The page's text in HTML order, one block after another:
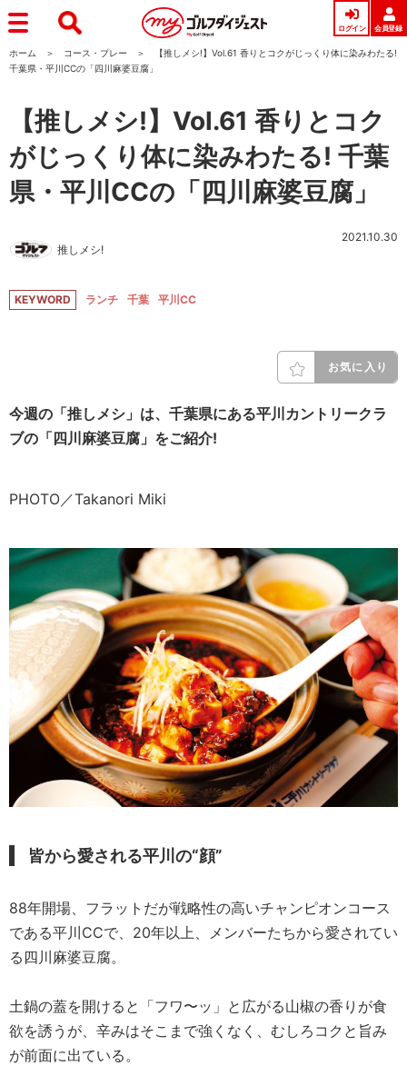
ログイン 会員登録
ホーム コース・プレー
【推しメシ!】Vol.61 香りとコクがじっくり体に染みわたる!
千葉県・平川CCの「四川麻婆豆腐」
【推しメシ!】Vol.61 香りとコク
がじっくり体に染みわたる! 千葉
県・平川CCの「四川麻婆豆腐」
推しメシ!
2021.10.30
KEYWORD ランチ 千葉 平川CC
お気に入り
今週の「推しメシ」は、千葉県にある平川カントリークラ
ブの「四川麻婆豆腐」をご紹介!
PHOTO／Takanori Miki
皆から愛される平川の“顔”
88年開場、フラットだが戦略性の高いチャンピオンコース
である平川CCで、20年以上、メンバーたちから愛されてい
る四川麻婆豆腐。
土鍋の蓋を開けると「フワ〜ッ」と広がる山椒の香りが食
欲を誘うが、辛みはそこまで強くなく、むしろコクと旨み
が前面に出ている。